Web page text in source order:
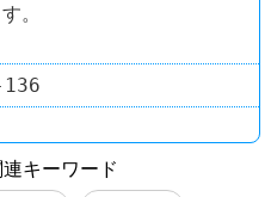
。
キーワード